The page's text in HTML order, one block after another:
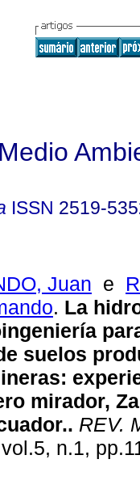
ISSN 2519-
Juan e
. La
suelos
mirador,
. REV.
n.1,